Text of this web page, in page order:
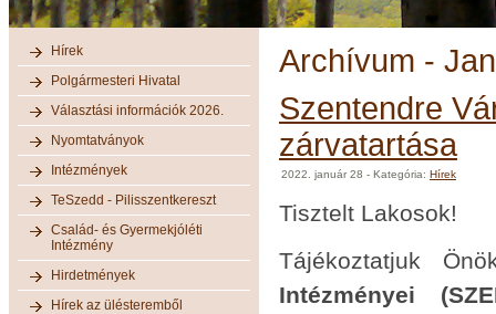
Hírek
Polgármesteri Hivatal
Választási információk 2026.
Nyomtatványok
Intézmények
TeSzedd - Pilisszentkereszt
Család- és Gyermekjóléti
Intézmény
Hirdetmények
Hírek az ülésteremből
Archívum -
Szentendre
zárvatartása
2022. január 28 - Kategória: Hírek
Tisztelt Lakosok!
Tájékoztatjuk
Intézményei